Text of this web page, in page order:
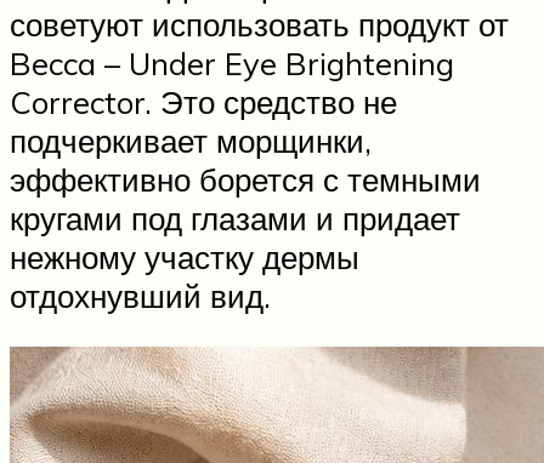
советуют использовать продукт от
Becca – Under Eye Brightening
Corrector. Это средство не
подчеркивает морщинки,
эффективно борется с темными
кругами под глазами и придает
нежному участку дермы
отдохнувший вид.